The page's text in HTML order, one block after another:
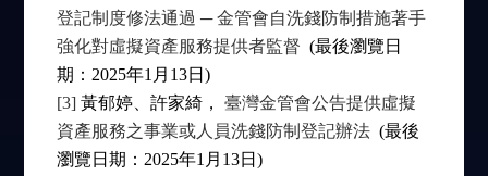
登記制度修法通過 ─ 金管會自洗錢防制措施著手
強化對虛擬資產服務提供者監督 (最後瀏覽日
期：2025年1月13日)
[3]黃郁婷、許家綺，臺灣金管會公告提供虛擬
資產服務之事業或人員洗錢防制登記辦法 (最後
瀏覽日期：2025年1月13日)